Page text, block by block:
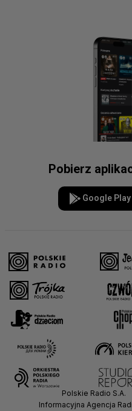
Pobierz
Google Play
Polskie Radio S.A.
Informacyjna Agencja